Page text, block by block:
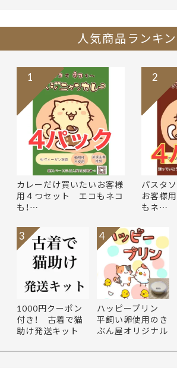
人気商品ランキ
カレーだけ買いたいお客様
用４つセット エコもネコ
も！…
1
パスタ
お客様
もネ…
2
1000円クーポン
付き！ 古着で猫
助け発送キット
3
ハッピープリン
平飼い卵使用のき
ぶん屋オリジナル
4